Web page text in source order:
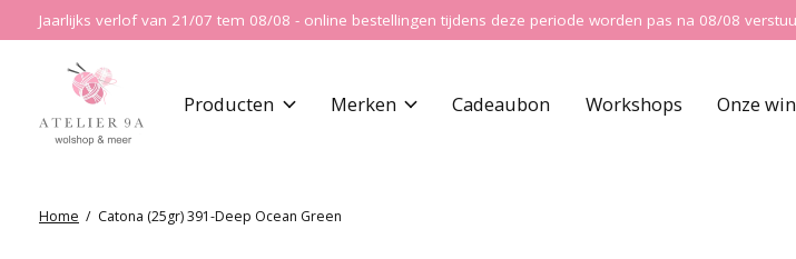
Jaarlijks verlof van 21/07 tem 08/08 - online bestellingen tijdens deze periode worden pas na 08/08
Producten Merken Cadeaubon Workshops Onze
Home / Catona (25gr) 391-Deep Ocean Green